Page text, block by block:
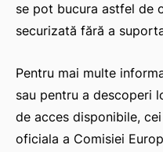
se pot bucura astfel de
securizată fără a
Pentru mai multe
sau pentru a descoperi
de acces disponibile,
oficiala a Comisiei